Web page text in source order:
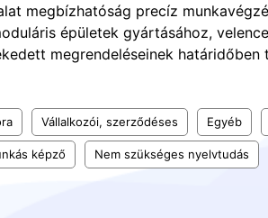
megbízhatóság precíz
épületek gyártásához,
megrendeléseinek
Vállalkozói, szerződéses Egyéb
képző Nem szükséges nyelvtudás